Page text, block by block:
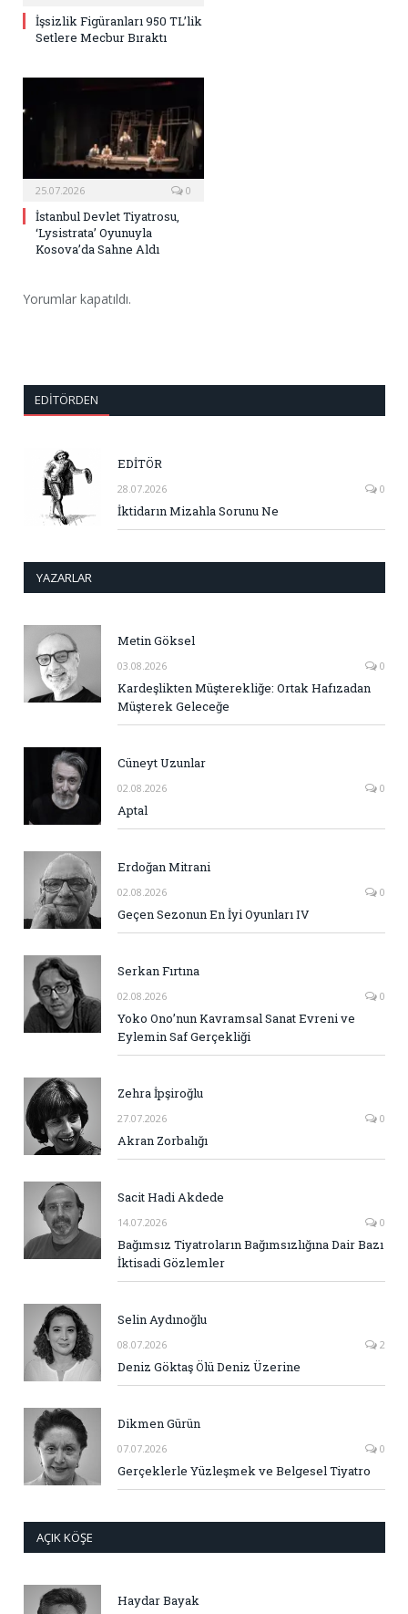
İşsizlik Figüranları 950 TL’lik
Setlere Mecbur Bıraktı
25.07.2026 0
İstanbul Devlet Tiyatrosu,
‘Lysistrata’ Oyunuyla
Kosova’da Sahne Aldı
Yorumlar kapatıldı.
EDITÖRDEN
EDİTÖR
28.07.2026 0
İktidarın Mizahla Sorunu Ne
YAZARLAR
Metin Göksel
03.08.2026 0
Kardeşlikten Müşterekliğe: Ortak Hafızadan
Müşterek Geleceğe
Cüneyt Uzunlar
02.08.2026 0
Aptal
Erdoğan Mitrani
02.08.2026 0
Geçen Sezonun En İyi Oyunları IV
Serkan Fırtına
02.08.2026 0
Yoko Ono’nun Kavramsal Sanat Evreni ve
Eylemin Saf Gerçekliği
Zehra İpşiroğlu
27.07.2026 0
Akran Zorbalığı
Sacit Hadi Akdede
14.07.2026 0
Bağımsız Tiyatroların Bağımsızlığına Dair Bazı
İktisadi Gözlemler
Selin Aydınoğlu
08.07.2026 2
Deniz Göktaş Ölü Deniz Üzerine
Dikmen Gürün
07.07.2026 0
Gerçeklerle Yüzleşmek ve Belgesel Tiyatro
AÇIK KÖŞE
Haydar Bayak